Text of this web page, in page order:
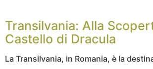
Transilvania: Alla
Castello di Dracula
La Transilvania, in Romania, è la